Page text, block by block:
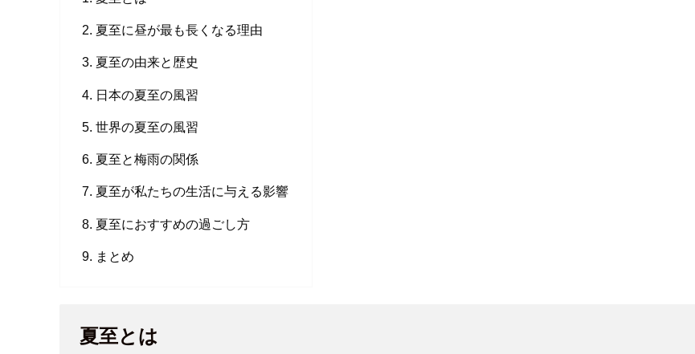
夏至に昼が最も長くなる理由
夏至の由来と歴史
日本の夏至の風習
世界の夏至の風習
夏至と梅雨の関係
夏至が私たちの生活に与える影響
夏至におすすめの過ごし方
まとめ
夏至とは